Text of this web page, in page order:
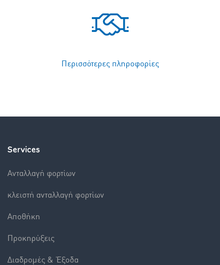
Περισσότερες πληροφορίες
Services
Aνταλλαγή φορτίων
κλειστή ανταλλαγή φορτίων
Αποθήκη
Προκηρύξεις
Διαδρομές & Έξοδα